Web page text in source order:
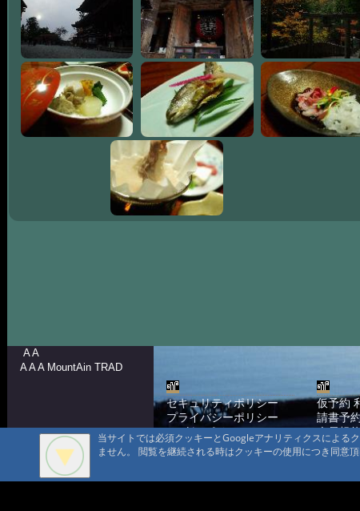
A A
A A A MountAin TRAD
セキュリティポリシー
プライバシーポリシー
Cookie ポリシー
会社概要
仮予約
請書予
会員規
ポイン
コンテ
当サイトでは必須クッキーとGoogleアナリティクスによる
ません。 閲覧を継続される時はクッキーの使用につき同意